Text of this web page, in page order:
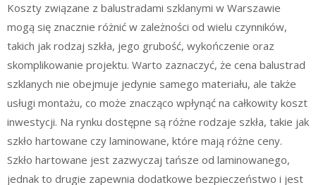
Koszty związane z balustradami szklanymi w Warszawie
mogą się znacznie różnić w zależności od wielu czynników,
takich jak rodzaj szkła, jego grubość, wykończenie oraz
skomplikowanie projektu. Warto zaznaczyć, że cena balustrad
szklanych nie obejmuje jedynie samego materiału, ale także
usługi montażu, co może znacząco wpłynąć na całkowity koszt
inwestycji. Na rynku dostępne są różne rodzaje szkła, takie jak
szkło hartowane czy laminowane, które mają różne ceny.
Szkło hartowane jest zazwyczaj tańsze od laminowanego,
jednak to drugie zapewnia dodatkowe bezpieczeństwo i jest